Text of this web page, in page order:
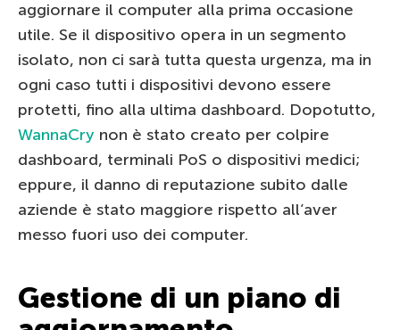
aggiornare il computer alla prima occasione
utile. Se il dispositivo opera in un segmento
isolato, non ci sarà tutta questa urgenza, ma in
ogni caso tutti i dispositivi devono essere
protetti, fino alla ultima dashboard. Dopotutto,
WannaCry non è stato creato per colpire
dashboard, terminali PoS o dispositivi medici;
eppure, il danno di reputazione subito dalle
aziende è stato maggiore rispetto all’aver
messo fuori uso dei computer.
Gestione di un piano di